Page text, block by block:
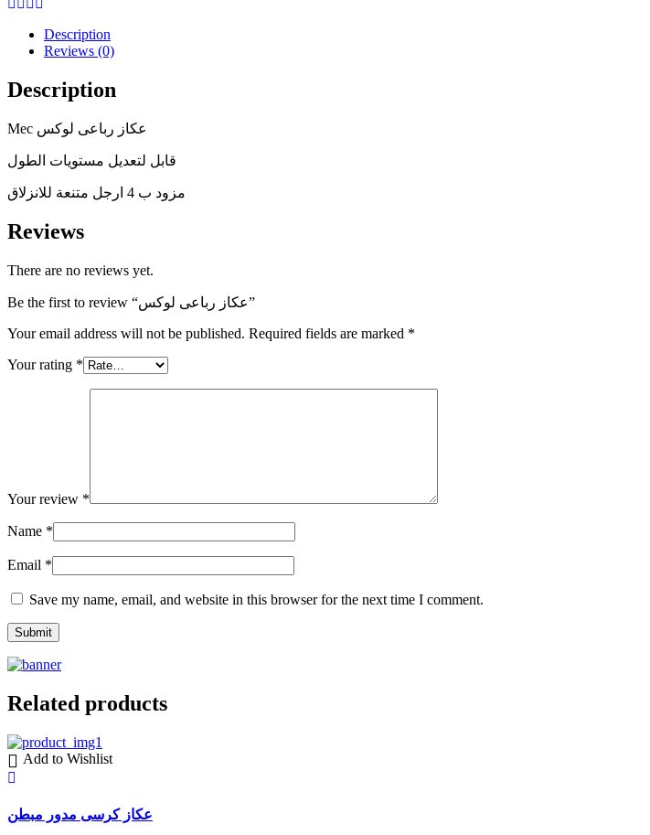
Description
Reviews (0)
Description
Mec عكاز رباعى لوكس
قابل لتعديل مستويات الطول
مزود ب 4 ارجل متنعة للانزلاق
Reviews
There are no reviews yet.
Be the first to review “عكاز رباعى لوكس”
Your email address will not be published. Required fields are marked *
Your rating *
Your review *
Name *
Email *
Save my name, email, and website in this browser for the next time I comment.
Related products
Add to Wishlist
عكاز كرسى مدور مبطن